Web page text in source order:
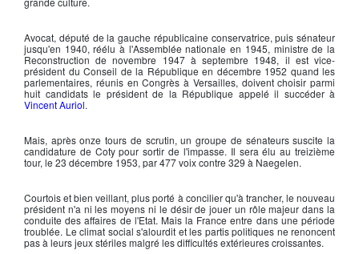
Avocat, député de la gauche républicaine conservatrice, puis sénateur
jusqu'en 1940, réélu à l'Assemblée nationale en 1945, ministre de la
Reconstruction de novembre 1947 à septembre 1948, il est vice-
président du Conseil de la République en décembre 1952 quand les
parlementaires, réunis en Congrès à Versailles, doivent choisir parmi
huit candidats le président de la République appelé il succéder à
Vincent Auriol.
Mais, après onze tours de scrutin, un groupe de sénateurs suscite la
candidature de Cotypour sortir de l'impasse. Il sera élu au treizième
tour, le 23 décembre 1953, par 477 voix contre 329 à Naegelen.
Courtois et bien veillant, plus porté à concilier qu'à trancher, le nouveau
président n'a ni les moyens ni le désir de jouer un rôle majeur dans la
conduite des affaires de l'Etat. Mais la France entre dans une période
troublée. Le climat social s'alourdit et les partis politiques ne renoncent
pas à leurs jeux stériles malgré les difficultés extérieures croissantes.